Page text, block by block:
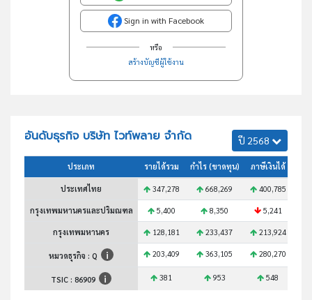
Sign in with Facebook
หรือ
สร้างบัญชีผู้ใช้งาน
อันดับธุรกิจ บริษัท ไวท์พลาย จำกัด ปี 2568
ประเภท รายได้รวม กำไร (ขาดทุน) ภาษีเงินได้
ประเทศไทย 347,278 668,269 400,785
กรุงเทพมหานครและปริมณฑล 5,400 8,350 5,241
กรุงเทพมหานคร 128,181 233,437 213,924
หมวดธุรกิจ : Q 203,409 363,105 280,270
TSIC : 86909 381 953 548